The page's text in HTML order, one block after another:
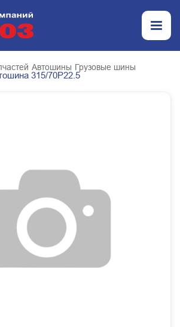
Автошины Грузовые шины
315/70Р22.5